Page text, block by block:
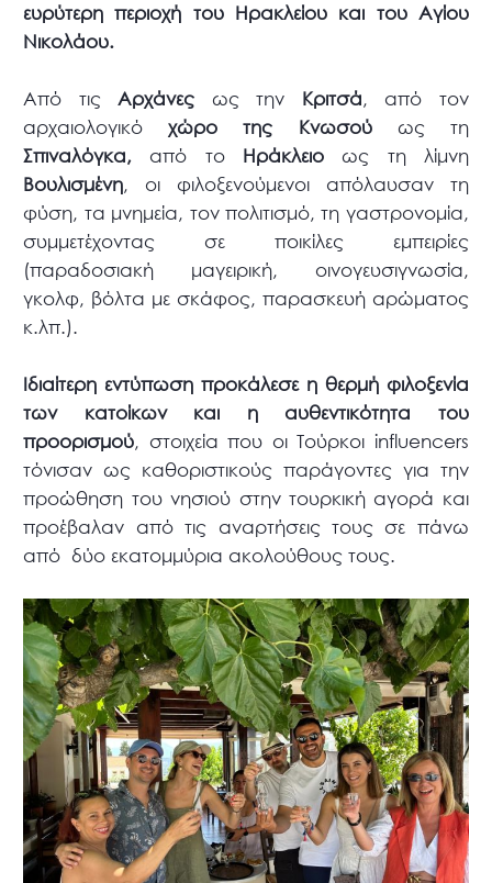
ευρύτερη περιοχή του Ηρακλείου και του Αγίου
Νικολάου.
Από τιςΑρχάνες ως την Κριτσά, από τον
αρχαιολογικόχώρο της Κνωσούως τη
Σπιναλόγκα, από τοΗράκλειο ως τη λίμνη
Βουλισμένη, οι φιλοξενούμενοι απόλαυσαν τη
φύση, τα μνημεία, τον πολιτισμό, τη γαστρονομία,
συμμετέχοντας σε ποικίλες εμπειρίες
(παραδοσιακή μαγειρική, οινογευσιγνωσία,
γκολφ, βόλτα με σκάφος, παρασκευή αρώματος
κ.λπ.).
Ιδιαίτερη εντύπωση προκάλεσε η θερμή φιλοξενία
των κατοίκων και η αυθεντικότητα του
προορισμού, στοιχεία που οι Τούρκοι influencers
τόνισαν ως καθοριστικούς παράγοντες για την
προώθηση του νησιού στην τουρκική αγορά και
προέβαλαν από τις αναρτήσεις τους σε πάνω
από δύο εκατομμύρια ακολούθους τους.